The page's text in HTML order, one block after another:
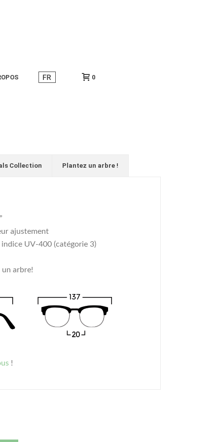
0
Collection Plantez un arbre !
ajustement
UV-400 (catégorie 3)
arbre!
!